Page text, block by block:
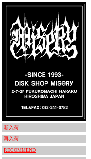
新入荷
再入荷
RECOMMEND